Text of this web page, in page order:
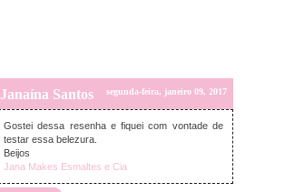
Janaína Santos segunda-feira, janeiro 09, 2017
Gostei dessa resenha e fiquei com vontade de
testar essa belezura.
Beijos
Jana Makes Esmaltes e Cia